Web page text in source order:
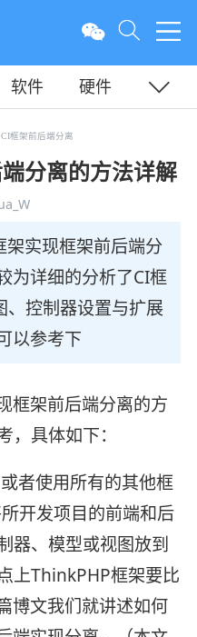
软件
硬件
框架前后端分离
分离的方法详解
实现框架前后端分
为详细的分析了CI框
、控制器设置与扩展
以参考下
框架前后端分离的方
具体如下：
者使用所有的其他框
开发项目的前端和后
器、模型或视图放到
上ThinkPHP框架要比
博文我们就讲述如何